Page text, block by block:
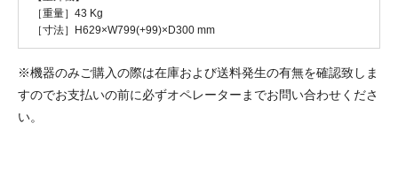
［重量］43 Kg
［寸法］H629×W799(+99)×D300 mm
※機器のみご購入の際は在庫および送料発生の有無を確認致しま
すのでお支払いの前に必ずオペレーターまでお問い合わせくださ
い。